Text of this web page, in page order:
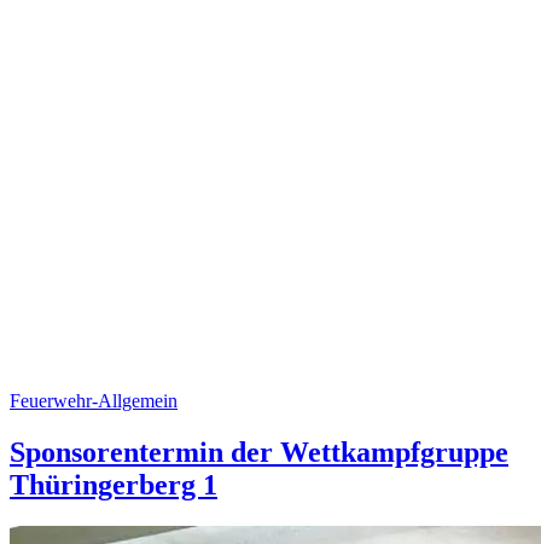
Feuerwehr-Allgemein
Sponsorentermin der Wettkampfgruppe
Thüringerberg 1